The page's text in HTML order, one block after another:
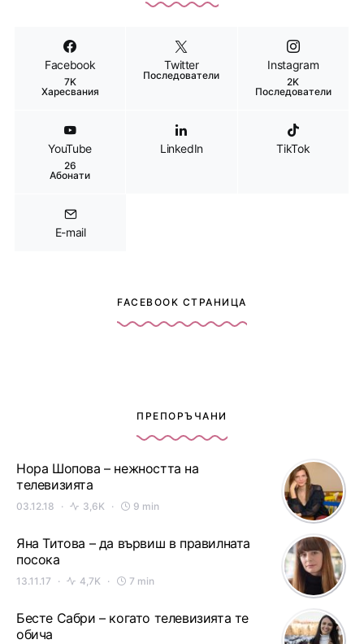
Facebook
7K
Харесвания
Twitter
Последователи
Instagram
2K
Последователи
YouTube
26
Абонати
LinkedIn TikTok
E-mail
FACEBOOK СТРАНИЦА
ПРЕПОРЪЧАНИ
Нора Шопова – нежността на
телевизията
03.12.18 3,6K 9 min
Яна Титова – да вървиш в правилната
посока
13.11.17 4,7K 7 min
Бесте Сабри – когато телевизията те
обича